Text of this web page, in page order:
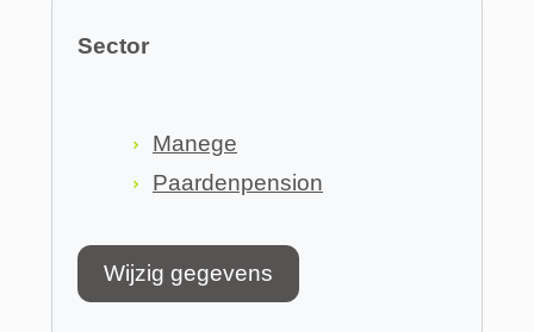
Sector
Manege
Paardenpension
Wijzig gegevens